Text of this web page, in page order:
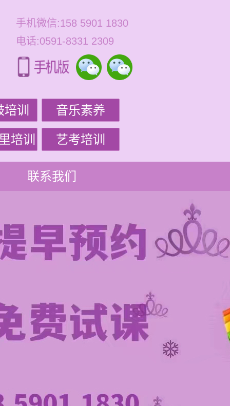
手机微信:158 5901 1830
电话:0591-8331 2309
训 音乐素养
培训 艺考培训
联系我们